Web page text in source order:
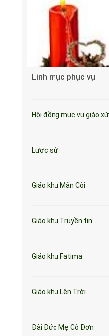
Linh mục phục vụ
Hội đồng mục vụ giáo xứ
Lược sử
Giáo khu Mân Côi
Giáo khu Truyền tin
Giáo khu Fatima
Giáo khu Lên Trời
Đài Đức Mẹ Cô Đơn